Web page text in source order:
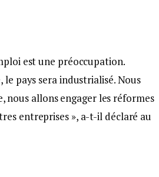
est une préoccupation.
le pays sera industrialisé. Nous
nous allons engager les réformes
entreprises », a-t-il déclaré au